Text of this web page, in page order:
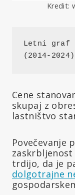
Kredit:
Letni graf
(2014-2024)
Cene
skupaj z
lastništvo
Povečevanje
trdijo, da je
dolgotrajne